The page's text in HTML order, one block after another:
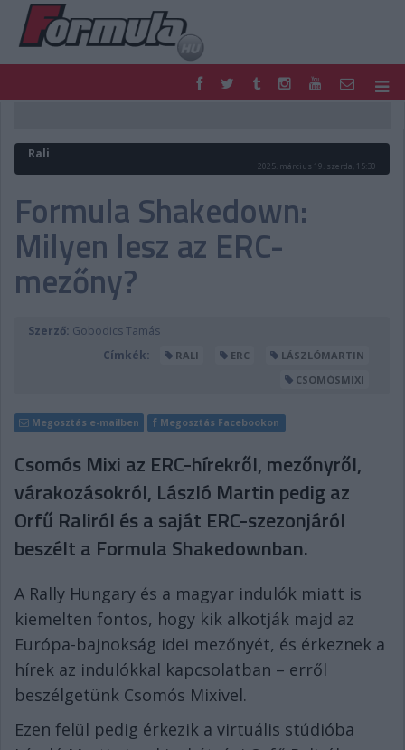
FORMULA
MOTOR
PODCAST
SHOP
LIVE
TIPPJÁTÉK
DIGITÁLIS MAGAZIN
PONTÁLLÁSOK
VERSENYNAPTÁRAK
Rali
2025. március 19. szerda, 15:30
Formula Shakedown:
Milyen lesz az ERC-
mezőny?
Szerző: Gobodics Tamás
Címkék:
RALI ERC
LÁSZLÓMARTIN
CSOMÓSMIXI
Megosztás e-mailben Megosztás Facebookon
Csomós Mixi az ERC-hírekről, mezőnyről,
várakozásokról, László Martin pedig az
Orfű Raliról és a saját ERC-szezonjáról
beszélt a Formula Shakedownban.
A Rally Hungary és a magyar indulók miatt is
kiemelten fontos, hogy kik alkotják majd az
Európa-bajnokság idei mezőnyét, és érkeznek a
hírek az indulókkal kapcsolatban – erről
beszélgetünk Csomós Mixivel.
Ezen felül pedig érkezik a virtuális stúdióba